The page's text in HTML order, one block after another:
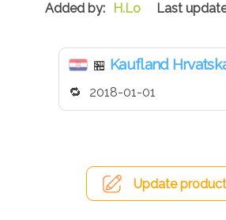
H.Lo
🏪 Kaufland
2018-01-01
Update